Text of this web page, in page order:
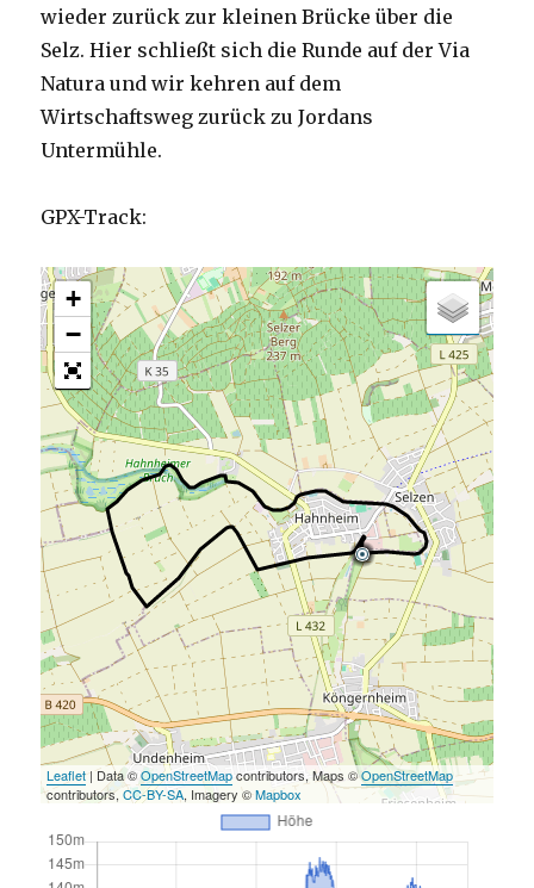
wieder zurück zur kleinen Brücke über die
Selz. Hier schließt sich die Runde auf der Via
Natura und wir kehren auf dem
Wirtschaftsweg zurück zu Jordans
Untermühle.
GPX-Track:
+
−
Leaflet| Data ©OpenStreetMapcontributors, Maps ©OpenStreetMap
contributors,CC-BY-SA, Imagery ©Mapbox